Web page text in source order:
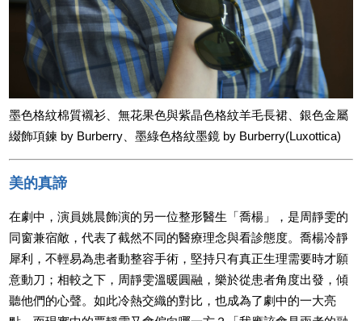
墨色格紋棉質襯衫、無花果色與紫晶色格紋羊毛長裙、銀色金屬
綴飾項鍊 by Burberry、墨綠色格紋墨鏡 by Burberry(Luxottica)
美的真諦
在劇中，演員姚晨飾演的另一位整形醫生「喬楊」，是周靜雯的
同窗兼宿敵，代表了截然不同的醫療理念與看診態度。喬楊冷靜
犀利，不輕易為患者動整容手術，堅持只有真正生理需要時才願
意動刀；相較之下，周靜雯溫暖圓融，樂於從患者角度出發，傾
聽他們的心聲。如此冷熱交織的對比，也成為了劇中的一大亮